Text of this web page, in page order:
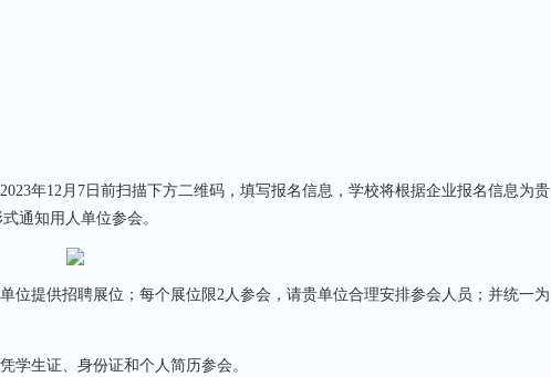
年12月7日前扫描下方二维码，填写报名信息，学校将根据企业报名信息为贵
通知用人单位参会。
提供招聘展位；每个展位限2人参会，请贵单位合理安排参会人员；并统一为
生证、身份证和个人简历参会。